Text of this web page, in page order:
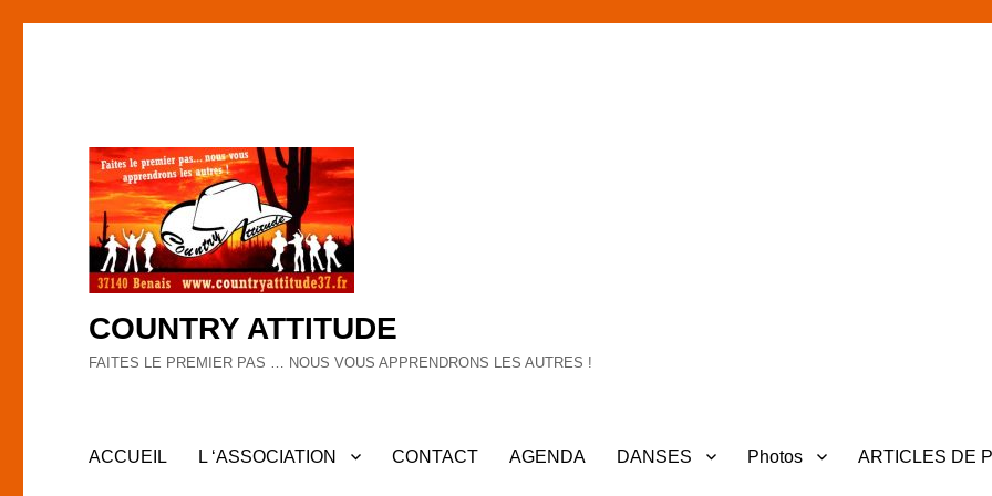
COUNTRY ATTITUDE
FAITES LE PREMIER PAS … NOUS VOUS APPRENDRONS LES AUTRES !
ACCUEIL L ‘ASSOCIATION CONTACT AGENDA DANSES Photos ARTICLES DE